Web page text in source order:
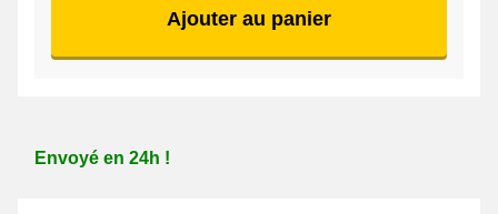
Ajouter au panier
Envoyé en 24h !